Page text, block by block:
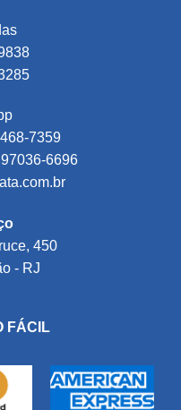
7359
6696
450
- RJ
FÁCIL